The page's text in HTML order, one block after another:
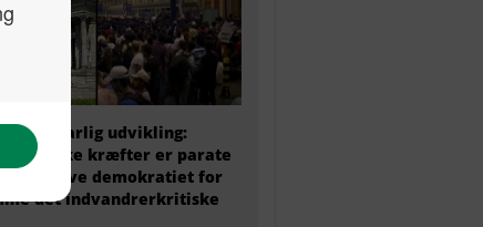
politik i farlig udvikling:
politiske kræfter er parate
demokratiet for
det indvandrerkritiske